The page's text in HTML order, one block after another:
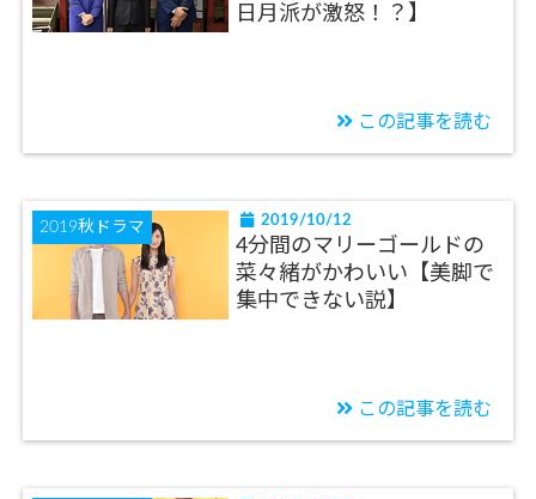
日月派が激怒！？】
この記事を読む
2019秋ドラマ 2019/10/12
4分間のマリーゴールドの
菜々緒がかわいい【美脚で
集中できない説】
この記事を読む